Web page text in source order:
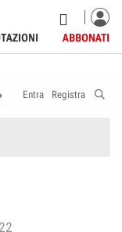
ABBONATI
MEMBRI
Entra Registra